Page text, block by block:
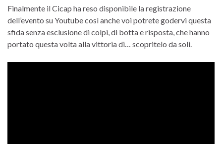
Finalmente il Cicap ha reso disponibile la registrazione
dell’evento su Youtube così anche voi potrete godervi questa
sfida senza esclusione di colpi, di botta e risposta, che hanno
portato questa volta alla vittoria di… scopritelo da soli.